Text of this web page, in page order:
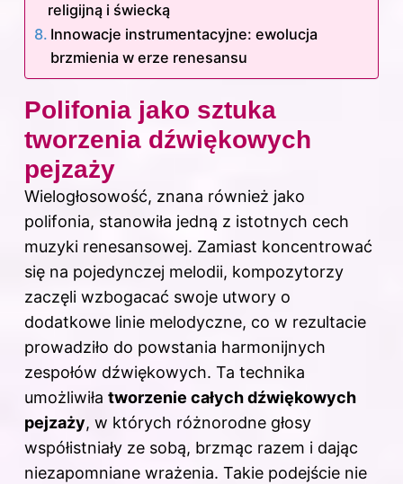
religijną i świecką
Innowacje instrumentacyjne: ewolucja
brzmienia w erze renesansu
Polifonia jako sztuka
tworzenia dźwiękowych
pejzaży
Wielogłosowość, znana również jako
polifonia, stanowiła jedną z istotnych cech
muzyki renesansowej. Zamiast koncentrować
się na pojedynczej melodii, kompozytorzy
zaczęli wzbogacać swoje utwory o
dodatkowe linie melodyczne, co w rezultacie
prowadziło do powstania harmonijnych
zespołów dźwiękowych. Ta technika
umożliwiła tworzenie całych dźwiękowych
pejzaży, w których różnorodne głosy
współistniały ze sobą, brzmąc razem i dając
niezapomniane wrażenia. Takie podejście nie